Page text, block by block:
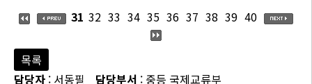
31 32 33 34 35 36 37 38 39 40
목록
담당자 : 서동필 담당부서 : 중등 국제교류부